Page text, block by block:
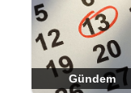
Gündem